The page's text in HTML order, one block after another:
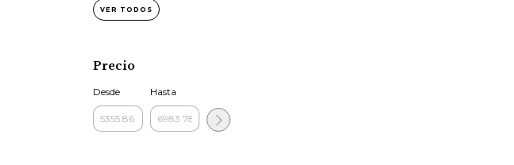
VER TODOS
Precio
Desde Hasta